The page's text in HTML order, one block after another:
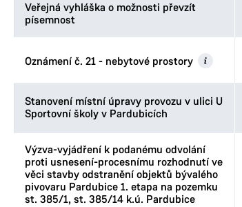
Veřejná vyhláška o možnosti převzít
písemnost
Oznámení č. 21 - nebytové prostory
Stanovení místní úpravy provozu v ulici U
Sportovní školy v Pardubicích
Výzva-vyjádření k podanému odvolání
proti usnesení-procesnímu rozhodnutí ve
věci stavby odstranění objektů bývalého
pivovaru Pardubice 1. etapa na pozemku
st. 385/1, st. 385/14 k.ú. Pardubice